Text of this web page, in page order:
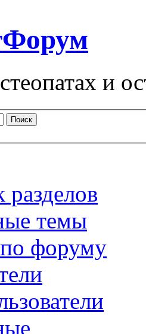
и
темы
форуму